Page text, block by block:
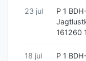
23 jul
P 1
161260
18 jul
P 1